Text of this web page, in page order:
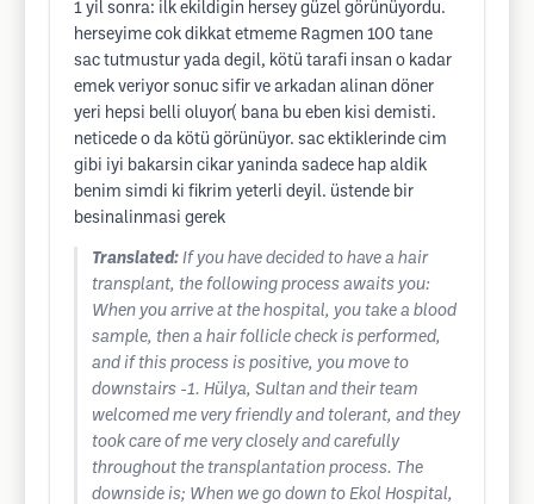
1 yil sonra: ilk ekildigin hersey güzel görünüyordu.
herseyime cok dikkat etmeme Ragmen 100 tane
sac tutmustur yada degil, kötü tarafi insan o kadar
emek veriyor sonuc sifir ve arkadan alinan döner
yeri hepsi belli oluyor( bana bu eben kisi demisti.
neticede o da kötü görünüyor. sac ektiklerinde cim
gibi iyi bakarsin cikar yaninda sadece hap aldik
benim simdi ki fikrim yeterli deyil. üstende bir
besinalinmasi gerek
Translated: If you have decided to have a hair
transplant, the following process awaits you:
When you arrive at the hospital, you take a blood
sample, then a hair follicle check is performed,
and if this process is positive, you move to
downstairs -1. Hülya, Sultan and their team
welcomed me very friendly and tolerant, and they
took care of me very closely and carefully
throughout the transplantation process. The
downside is; When we go down to Ekol Hospital,